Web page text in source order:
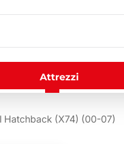
Attrezzi
Hatchback (X74) (00-07)